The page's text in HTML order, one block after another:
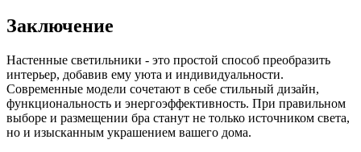
Заключение
Настенные светильники - это простой способ преобразить
интерьер, добавив ему уюта и индивидуальности.
Современные модели сочетают в себе стильный дизайн,
функциональность и энергоэффективность. При правильном
выборе и размещении бра станут не только источником света,
но и изысканным украшением вашего дома.